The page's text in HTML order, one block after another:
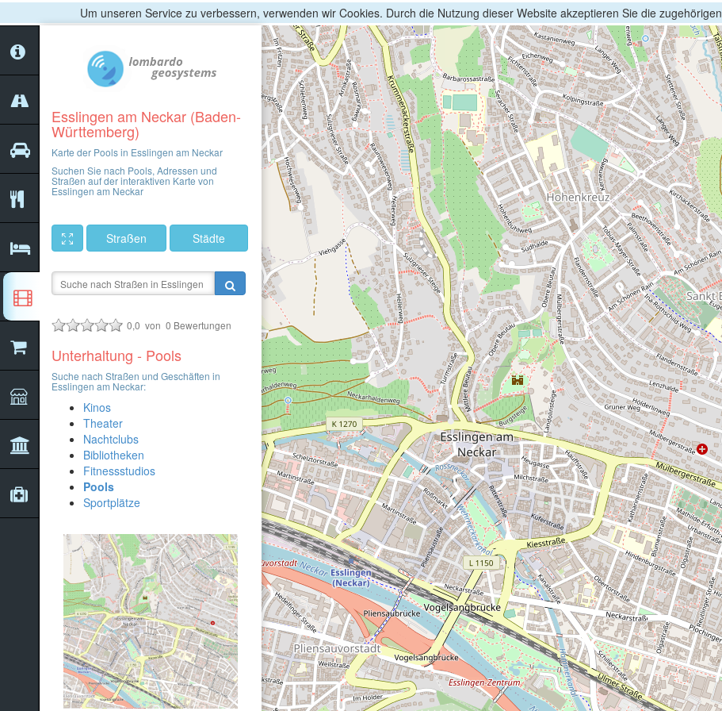
Um unseren Service zu verbessern, verwenden wir Cookies. Durch die Nutzung dieser Website akzeptieren Sie die zugehörigen
Esslingen am Neckar (Baden-
Württemberg)
Karte der Pools in Esslingen am Neckar
Suchen Sie nach Pools, Adressen und
Straßen auf der interaktiven Karte von
Esslingen am Neckar
Straßen Städte
0,0 von 0 Bewertungen
Unterhaltung - Pools
Suche nach Straßen und Geschäften in
Esslingen am Neckar:
Kinos
Theater
Nachtclubs
Bibliotheken
Fitnessstudios
Pools
Sportplätze